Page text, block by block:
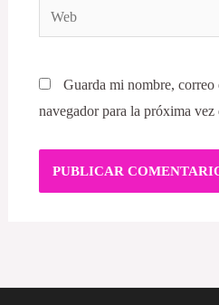
Web
Guarda mi nombre,
navegador para la próxima vez